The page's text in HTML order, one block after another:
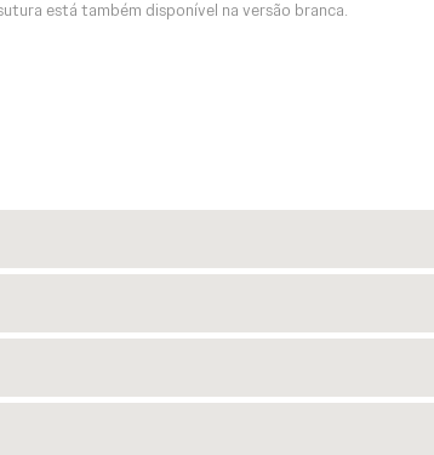
está também disponível na versão branca.